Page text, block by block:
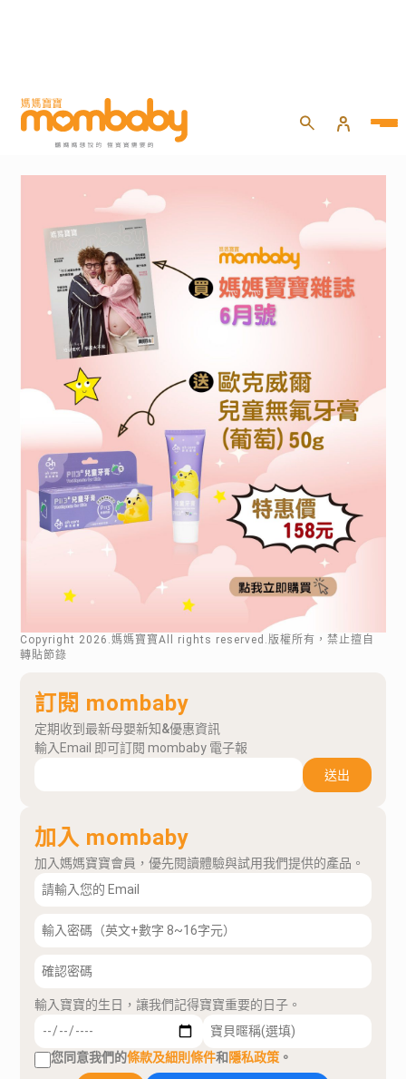
Copyright 2026 .媽媽寶寶All rights reserved.版權所有，禁止擅自
轉貼節錄
訂閱 mombaby
定期收到最新母嬰新知&優惠資訊
輸入Email 即可訂閱 mombaby 電子報
送出
加入 mombaby
加入媽媽寶寶會員，優先閱讀體驗與試用我們提供的產品。
輸入寶寶的生日，讓我們記得寶寶重要的日子。
您同意我們的條款及細則條件和隱私政策 。